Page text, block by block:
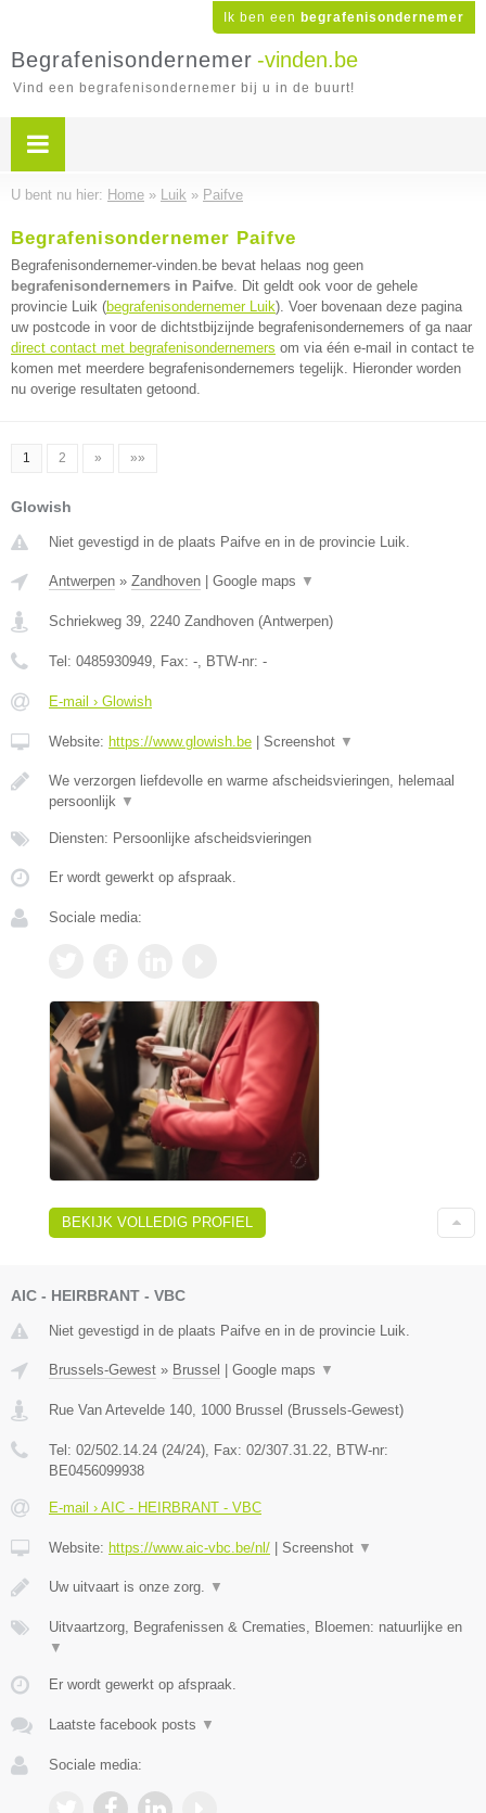
Ik ben een begrafenisondernemer
Begrafenisondernemer -vinden.be
Vind een begrafenisondernemer bij u in de buurt!
U bent nu hier: Home » Luik » Paifve
Begrafenisondernemer Paifve
Begrafenisondernemer-vinden.be bevat helaas nog geen
begrafenisondernemers in Paifve. Dit geldt ook voor de gehele
provincie Luik (begrafenisondernemer Luik). Voer bovenaan deze pagina
uw postcode in voor de dichtstbijzijnde begrafenisondernemers of ga naar
direct contact met begrafenisondernemers om via één e-mail in contact te
komen met meerdere begrafenisondernemers tegelijk. Hieronder worden
nu overige resultaten getoond.
1 2 » »»
Glowish
Niet gevestigd in de plaats Paifve en in de provincie Luik.
Antwerpen » Zandhoven Google maps ▼
Schriekweg 39, 2240 Zandhoven (Antwerpen)
Tel: 0485930949, Fax: -, BTW-nr: -
E-mail › Glowish
Website: https://www.glowish.be Screenshot ▼
We verzorgen liefdevolle en warme afscheidsvieringen, helemaal
persoonlijk ▼
Diensten: Persoonlijke afscheidsvieringen
Er wordt gewerkt op afspraak.
Sociale media:
BEKIJK VOLLEDIG PROFIEL
AIC - HEIRBRANT - VBC
Niet gevestigd in de plaats Paifve en in de provincie Luik.
Brussels-Gewest » Brussel | Google maps ▼
Rue Van Artevelde 140 1000 Brussel (Brussels-Gewest)
Tel: 02/502.14.24 (24/24) , Fax: 02/307.31.22 , BTW-nr:
BE0456099938
E-mail › AIC - HEIRBRANT - VBC
Website: https://www.aic-vbc.be/nl/ | Screenshot ▼
Uw uitvaart is onze zorg. ▼
Uitvaartzorg, Begrafenissen & Crematies, Bloemen: natuurlijke en
▼
Er wordt gewerkt op afspraak.
Laatste facebook posts ▼
Sociale media: